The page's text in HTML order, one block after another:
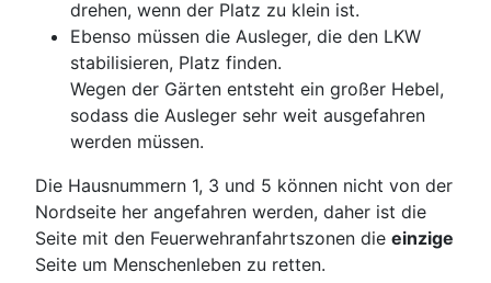
drehen, wenn der Platz zu klein ist.
Ebenso müssen die Ausleger, die den LKW
stabilisieren, Platz finden.
Wegen der Gärten entsteht ein großer Hebel,
sodass die Ausleger sehr weit ausgefahren
werden müssen.
Die Hausnummern 1, 3 und 5 können nicht von der
Nordseite her angefahren werden, daher ist die
Seite mit den Feuerwehranfahrtszonen die einzige
Seite um Menschenleben zu retten.